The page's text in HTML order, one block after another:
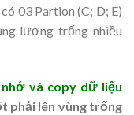
03 Partion (C; D; E)
lượng trống nhiều
và copy dữ liệu
phải lên vùng trống